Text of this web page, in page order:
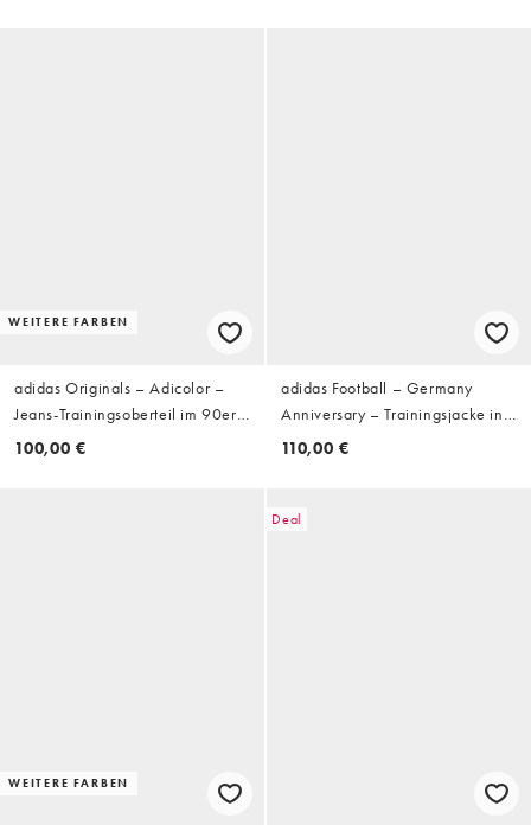
WEITERE FARBEN
adidas Originals – Adicolor –
Jeans-Trainingsoberteil im 90er-
Stil in Schwarz
100,00 €
adidas Football – Germany
Anniversary – Trainingsjacke in
Schwarz
110,00 €
WEITERE FARBEN
Deal